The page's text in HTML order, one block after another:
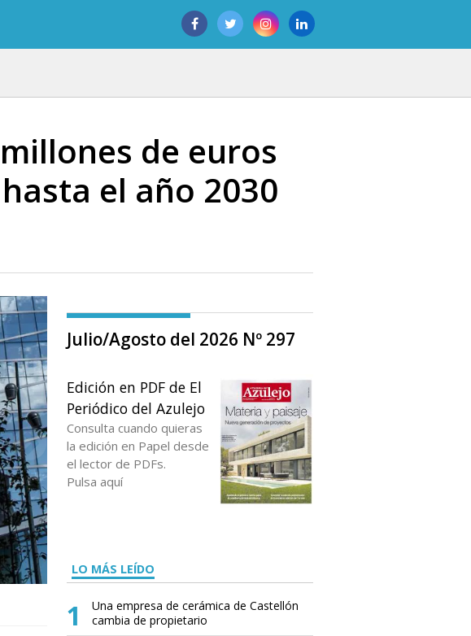
de euros
el año 2030
Julio/Agosto del 2026 Nº 297
Edición en PDF de El
Periódico del Azulejo
Consulta cuando quieras
la edición en Papel desde
el lector de PDFs.
Pulsa aquí
LO MÁS LEÍDO
1
Una empresa de cerámica de Castellón
cambia de propietario